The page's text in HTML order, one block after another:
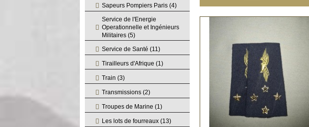
Sapeurs Pompiers Paris (4)
Service de l'Energie
Operationnelle et Ingénieurs
Militaires (5)
Service de Santé (11)
Tirailleurs d'Afrique (1)
Train (3)
Transmissions (2)
Troupes de Marine (1)
Les lots de fourreaux (13)